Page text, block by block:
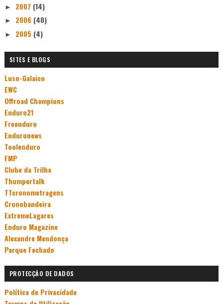
► 2007 (14)
► 2006 (40)
► 2005 (4)
SITES E BLOGS
Luso-Galaico
EWC
Offroad Champions
Enduro21
Freenduro
Enduronews
Toolenduro
FMP
Clube da Trilha
Thumpertalk
TTcronometragens
Cronobandeira
ExtremeLagares
Enduro Magazine
Alexandre Mendonça
Parque Fechado
PROTECÇÃO DE DADOS
Política de Privacidade